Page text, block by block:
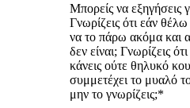
Μπορείς να εξηγήσεις
Γνωρίζεις ότι εάν
να το πάρω ακόμα και
δεν είναι; Γνωρίζεις
κάνεις ούτε θηλυκό
συμμετέχει το μυαλό
μην το γνωρίζεις;*